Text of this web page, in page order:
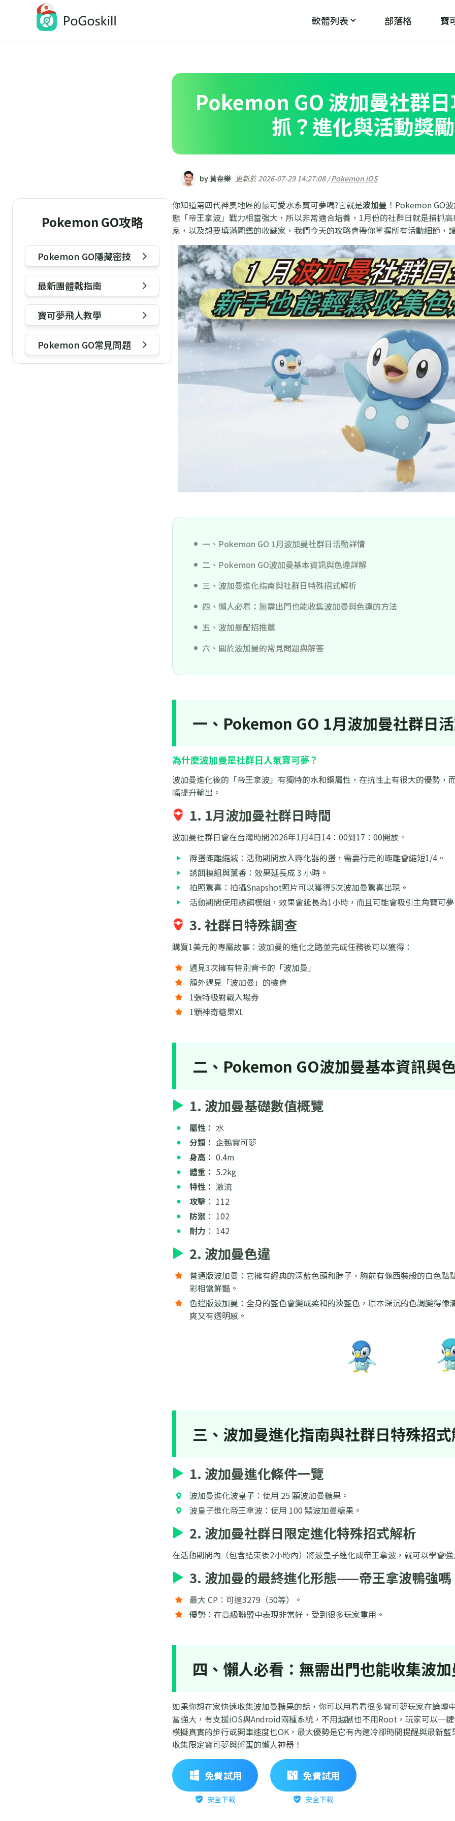
軟體列表
PoGoskill-Pokemon Go定位修改工具
破解「無法偵測目前位置12」 魔
部落格 寶
Pokemon GO攻略
Pokemon GO隱藏密技
最新團體戰指南
寶可夢飛人教學
Pokemon GO常見問題
Pokemon GO 波加曼社群
抓？進化與活動獎
by 黃韋樂 更新於 2026-07-29 14:27:08 /Pokemon iOS
你知道第四代神奧地區的最可愛水系寶可夢嗎?它就是波加曼 ！Pokemon GO
態「帝王拿波」戰力相當強大，所以非常適合培養，1月份的社群日就是捕抓
家，以及想要填滿圖鑑的收藏家，我們今天的攻略會帶你掌握所有活動細節，
一、Pokemon GO 1月波加曼社群日活動詳情
二、Pokemon GO波加曼基本資訊與色違詳解
三、波加曼進化指南與社群日特殊招式解析
四、懶人必看：無需出門也能收集波加曼與色違的方法
五、波加曼配招推薦
六、關於波加曼的常見問題與解答
一、Pokemon GO 1月波加曼社群日
為什麼波加曼是社群日人氣寶可夢？
波加曼進化後的「帝王拿波」有獨特的水和鋼屬性，在抗性上有很大的優勢，
幅提升輸出。
1. 1月波加曼社群日時間
波加曼社群日會在台灣時間2026年1月4日14：00到17：00開放。
孵蛋距離縮減：活動期間放入孵化器的蛋，需要行走的距離會縮短1/4。
誘餌模組與薰香：效果延長成 3 小時。
拍照驚喜：拍攝Snapshot照片可以獲得5次波加曼驚喜出現。
活動期間使用誘餌模組，效果會延長為1小時，而且可能會吸引主角寶可
3. 社群日特殊調查
購買1美元的專屬故事：波加曼的進化之路並完成任務後可以獲得：
遇見3次擁有特別背卡的「波加曼」
額外遇見「波加曼」的機會
1張特級對戰入場券
1顆神奇糖果XL
二、Pokemon GO波加曼基本資訊與
1. 波加曼基礎數值概覽
屬性： 水
分類： 企鵝寶可夢
身高： 0.4m
體重： 5.2kg
特性： 激流
攻擊 ： 112
防禦 ： 102
耐力 ： 142
2. 波加曼色違
普通版波加曼：它擁有經典的深藍色頭和脖子，胸前有像西裝般的白色
彩相當鮮豔。
色違版波加曼：全身的藍色會變成柔和的淡藍色，原本深沉的色調變得
爽又有透明感。
三、波加曼進化指南與社群日特殊招
1. 波加曼進化條件一覽
波加曼進化波皇子：使用 25 顆波加曼糖果。
波皇子進化帝王拿波：使用 100 顆波加曼糖果。
2. 波加曼社群日限定進化特殊招式解析
在活動期間內（包含結束後2小時內）將波皇子進化成帝王拿波，就可以學會
3. 波加曼的最終進化形態——帝王拿波鴨強嗎
最大 CP：可達3279（50等）。
優勢：在高級聯盟中表現非常好，受到很多玩家重用。
四、懶人必看：無需出門也能收集波
如果你想在家快速收集波加曼糖果的話，你可以用看看很多寶可夢玩家在論壇
當強大，有支援iOS與Android兩種系統，不用越獄也不用Root，玩家可以一
模擬真實的步行或開車速度也OK，最大優勢是它有內建冷卻時間提醒與最新
收集限定寶可夢與孵蛋的懶人神器！
免費試用
安全下載
免費試用
安全下載